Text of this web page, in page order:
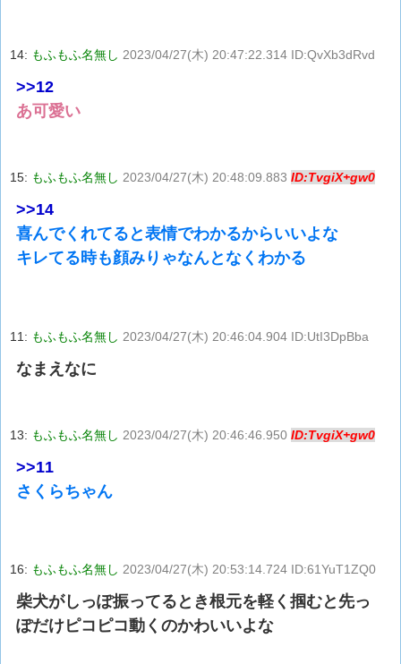
14: もふもふ名無し 2023/04/27(木) 20:47:22.314 ID:QvXb3dRvd
>>12
あ可愛い
15: もふもふ名無し 2023/04/27(木) 20:48:09.883 ID:TvgiX+gw0
>>14
喜んでくれてると表情でわかるからいいよな
キレてる時も顔みりゃなんとなくわかる
11: もふもふ名無し 2023/04/27(木) 20:46:04.904 ID:UtI3DpBba
なまえなに
13: もふもふ名無し 2023/04/27(木) 20:46:46.950 ID:TvgiX+gw0
>>11
さくらちゃん
16: もふもふ名無し 2023/04/27(木) 20:53:14.724 ID:61YuT1ZQ0
柴犬がしっぽ振ってるとき根元を軽く掴むと先っ
ぽだけピコピコ動くのかわいいよな